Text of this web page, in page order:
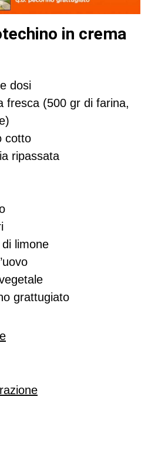
in crema
dosi
fresca (500 gr di farina,
cotto
ripassata
limone
grattugiato